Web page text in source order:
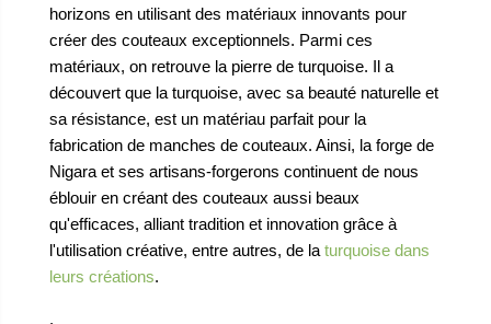
horizons en utilisant des matériaux innovants pour
créer des couteaux exceptionnels. Parmi ces
matériaux, on retrouve la pierre de turquoise. Il a
découvert que la turquoise, avec sa beauté naturelle et
sa résistance, est un matériau parfait pour la
fabrication de manches de couteaux. Ainsi, la forge de
Nigara et ses artisans-forgerons continuent de nous
éblouir en créant des couteaux aussi beaux
qu'efficaces, alliant tradition et innovation grâce à
l'utilisation créative, entre autres, de la turquoise dans
leurs créations.
.